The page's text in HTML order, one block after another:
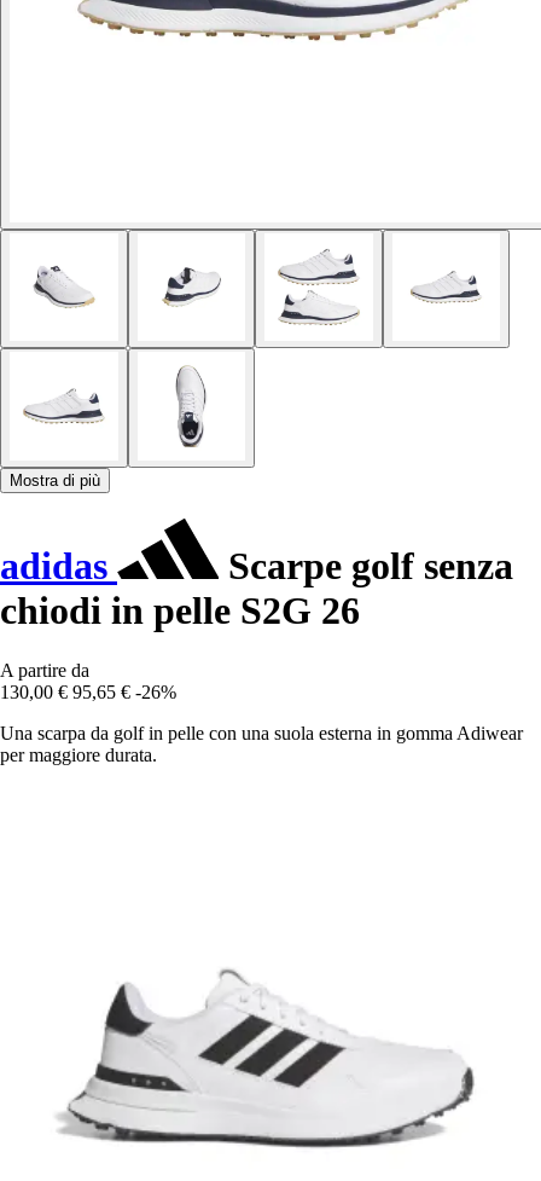
Mostra di più
adidas
Scarpe golf senza
chiodi in pelle S2G 26
A partire da
130,00 € 95,65 € -26%
Una scarpa da golf in pelle con una suola esterna in gomma Adiwear
per maggiore durata.